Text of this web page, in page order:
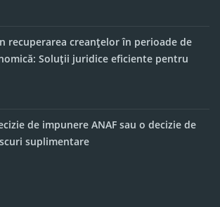
recuperarea creanțelor în perioade de
Soluții juridice eficiente pentru
de impunere ANAF sau o decizie de
suplimentare